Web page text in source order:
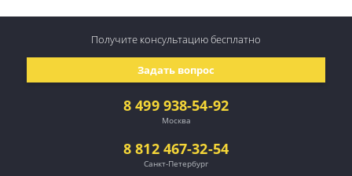
8 499 938-54-92
Москва
8 812 467-32-54
Санкт-Петербург
Задать вопрос
Получите консультациюбесплатно